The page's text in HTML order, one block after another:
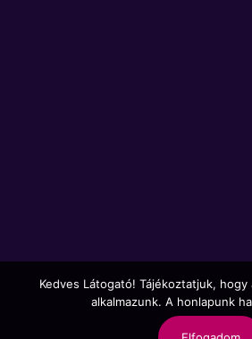
Kedves Látogató! Tájékoztatjuk,
alkalmazunk. A honlapunk